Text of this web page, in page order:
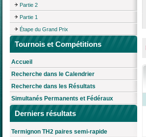
Partie 2
Partie 1
Étape du Grand Prix
Tournois et Compétitions
Accueil
Recherche dans le Calendrier
Recherche dans les Résultats
Simultanés Permanents et Fédéraux
Derniers résultats
Termignon TH2 paires semi-rapide